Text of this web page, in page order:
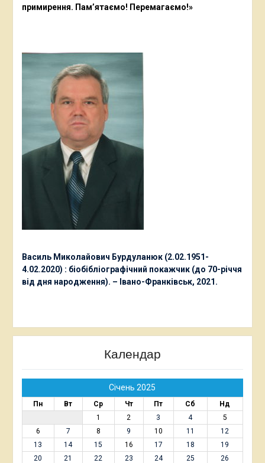
примирення. Пам’ятаємо! Перемагаємо!»
Василь Миколайович Бурдуланюк (2.02.1951-
4.02.2020) : біобібліографічний покажчик (до 70-річчя
від дня народження). – Івано-Франківськ, 2021.
Календар
Січень 2025
Пн Вт Ср Чт Пт Сб
Нд
1
2 3 4
5
6
7 8 9 10 11
12
13
14 15 16 17 18
19
20
21 22 23 24 25
26